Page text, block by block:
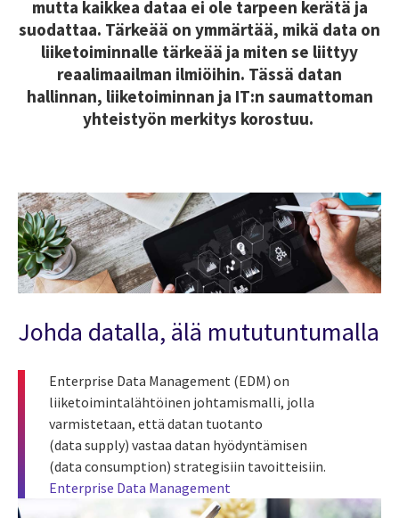
mutta kaikkea dataa ei ole tarpeen kerätä ja
suodattaa. Tärkeää on ymmärtää, mikä data on
liiketoiminnalle tärkeää ja miten se liittyy
reaalimaailman ilmiöihin. Tässä datan
hallinnan, liiketoiminnan ja IT:n saumattoman
yhteistyön merkitys korostuu.
Johda datalla, älä mututuntumalla
Enterprise Data Management (EDM) on
liiketoimintalähtöinen johtamismalli, jolla
varmistetaan, että datan tuotanto
(data supply) vastaa datan hyödyntämisen
(data consumption) strategisiin tavoitteisiin.
Enterprise Data Management